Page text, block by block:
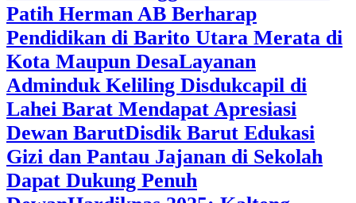
Patih Herman AB Berharap
Pendidikan di Barito Utara Merata di
Kota Maupun DesaLayanan
Adminduk Keliling Disdukcapil di
Lahei Barat Mendapat Apresiasi
Dewan BarutDisdik Barut Edukasi
Gizi dan Pantau Jajanan di Sekolah
Dapat Dukung Penuh